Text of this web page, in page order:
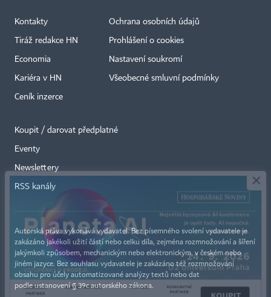
Kontakty
Tiráž redakce HN
Economia
Kariéra v HN
Ceník inzerce
Ochrana osobních údajů
Prohlášení o cookies
Nastavení soukromí
Všeobecné smluvní podmínky
Koupit / darovat předplatné
Eventy
Newslettery
RSS kanály
Autorská práva vykonává vydavatel. Bez písemného svolení vydavatele je
zakázáno jakékoli užití částí nebo celku díla, zejména rozmnožování a šíření
jakýmkoli způsobem, mechanickým nebo elektronickým, v českém nebo
jiném jazyce. Bez souhlasu vydavatele je zakázáno též rozmnožování
obsahu pro účely automatizované analýzy textů nebo dat
podle ustanovení § 39c autorského zákona.